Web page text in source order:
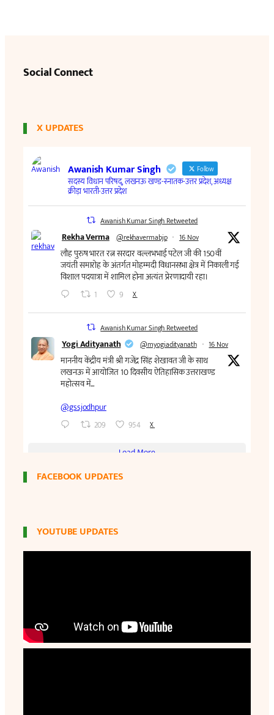
Social Connect
X UPDATES
FACEBOOK UPDATES
YOUTUBE UPDATES